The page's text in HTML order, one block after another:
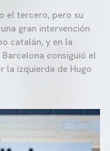
el tercero, pero su
gran intervención
catalán, y en la
consiguió el
la izquierda de Hugo